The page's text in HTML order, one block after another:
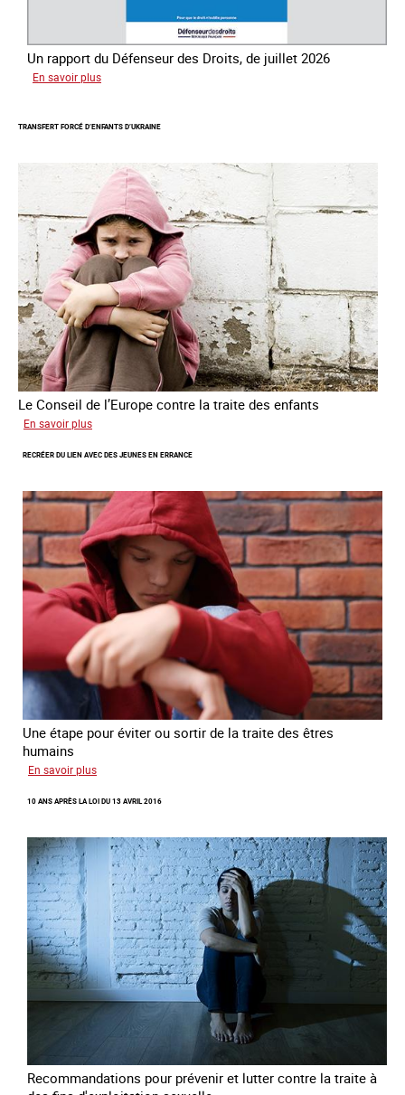
Un rapport du Défenseur des Droits, de juillet 2026
En savoir plus
les
victimes
de
traite
des
êtres
humains
TRANSFERT FORCÉ D’ENFANTS D’UKRAINE
Le Conseil de l’Europe contre la traite des enfants
En savoir plus
forcé
d’Ukraine
RECRÉER DU LIEN AVEC DES JEUNES EN ERRANCE
Une étape pour éviter ou sortir de la traite des êtres
humains
En savoir plus
du
avec
des
jeunes
errance
10 ANS APRÈS LA LOI DU 13 AVRIL 2016
Recommandations pour prévenir et lutter contre la traite à